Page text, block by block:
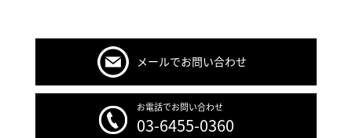
メールでお問い合わせ
お電話でお問い合わせ
03-6455-0360